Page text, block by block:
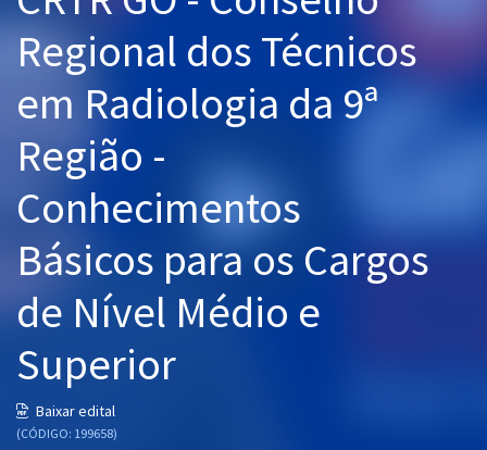
Graduação
OAB
Mentorias
Questões grátis
Conteúdo gratuito
Blog
Aprovados
Atendimento
Regional dos Técnicos
em Radiologia da 9ª
Região -
Conhecimentos
Básicos para os Cargos
de Nível Médio e
Superior
Baixar edital
(CÓDIGO: 199658)